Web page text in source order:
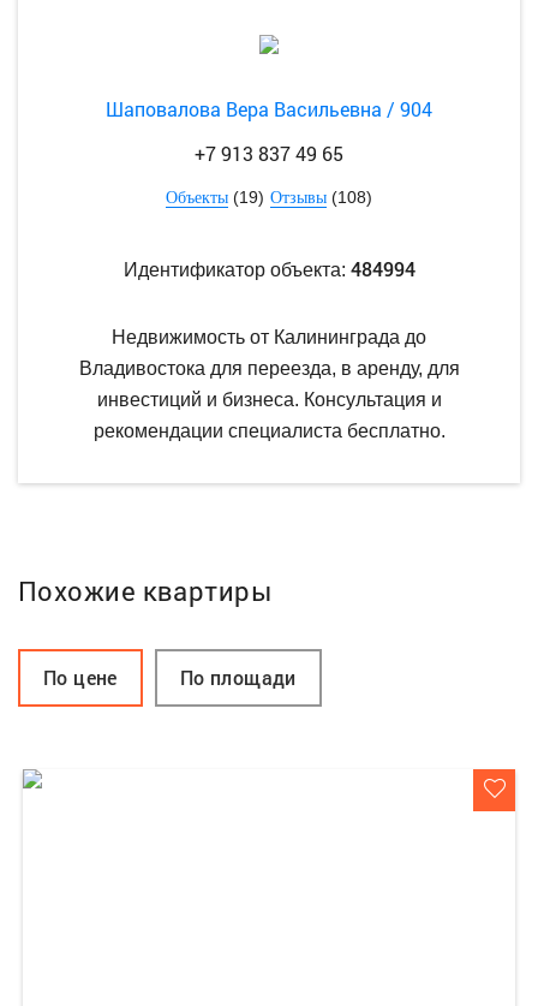
Шаповалова Вера Васильевна / 904
+7 913 837 49 65
Объекты (19) Отзывы (108)
Идентификатор объекта: 484994
Недвижимость от Калининграда до
Владивостока для переезда, в аренду, для
инвестиций и бизнеса. Консультация и
рекомендации специалиста бесплатно.
Похожие квартиры
По цене По площади